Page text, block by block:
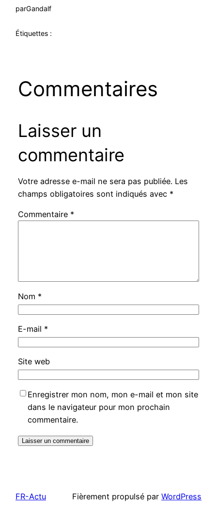
parGandalf
Étiquettes :
Commentaires
Laisser un
commentaire
Votre adresse e-mail ne sera pas publiée. Les
champs obligatoires sont indiqués avec *
Commentaire *
Nom *
E-mail *
Site web
Enregistrer mon nom, mon e-mail et mon site
dans le navigateur pour mon prochain
commentaire.
FR-Actu Fièrement propulsé par WordPress